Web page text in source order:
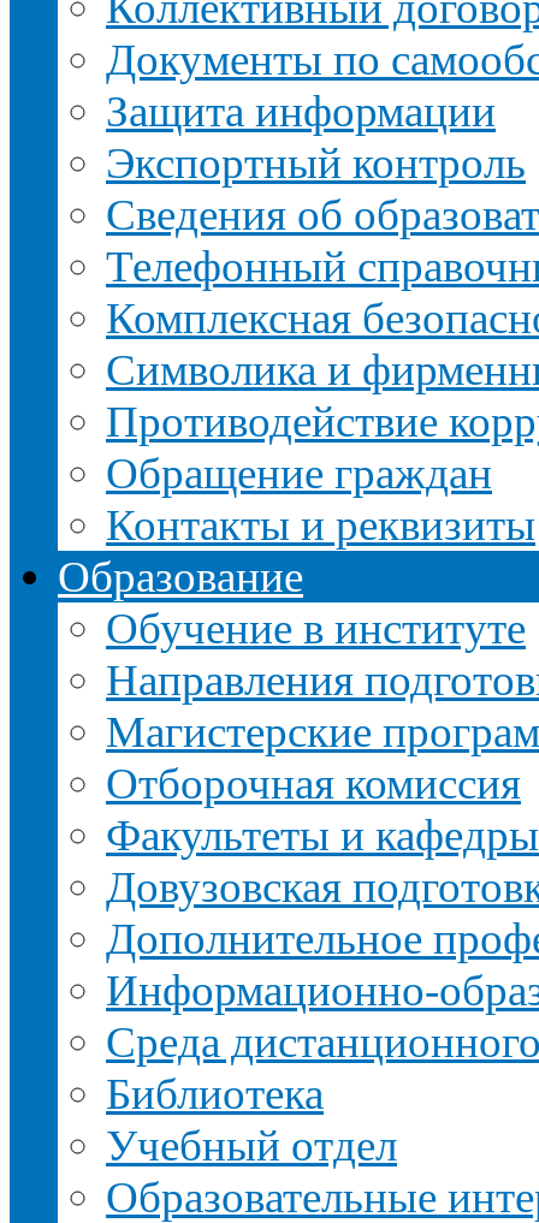
Документы по
Защита информации
Экспортный контроль
Сведения об
Телефонный
Комплексная
Символика и
Противодействие
Обращение граждан
Контакты и реквизиты
Образование
Обучение в институте
Направления
Магистерские
Отборочная комиссия
Факультеты и кафедры
Довузовская
Дополнительное
Информационно-
Среда
Библиотека
Учебный отдел
Образовательные